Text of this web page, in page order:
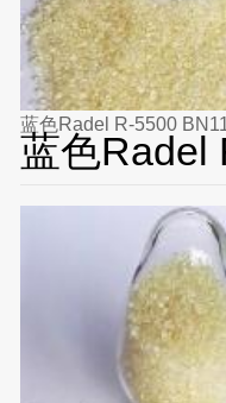
蓝色Radel R-5500
蓝色Radel